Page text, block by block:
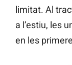
limitat. Al
a l’estiu, les
en les